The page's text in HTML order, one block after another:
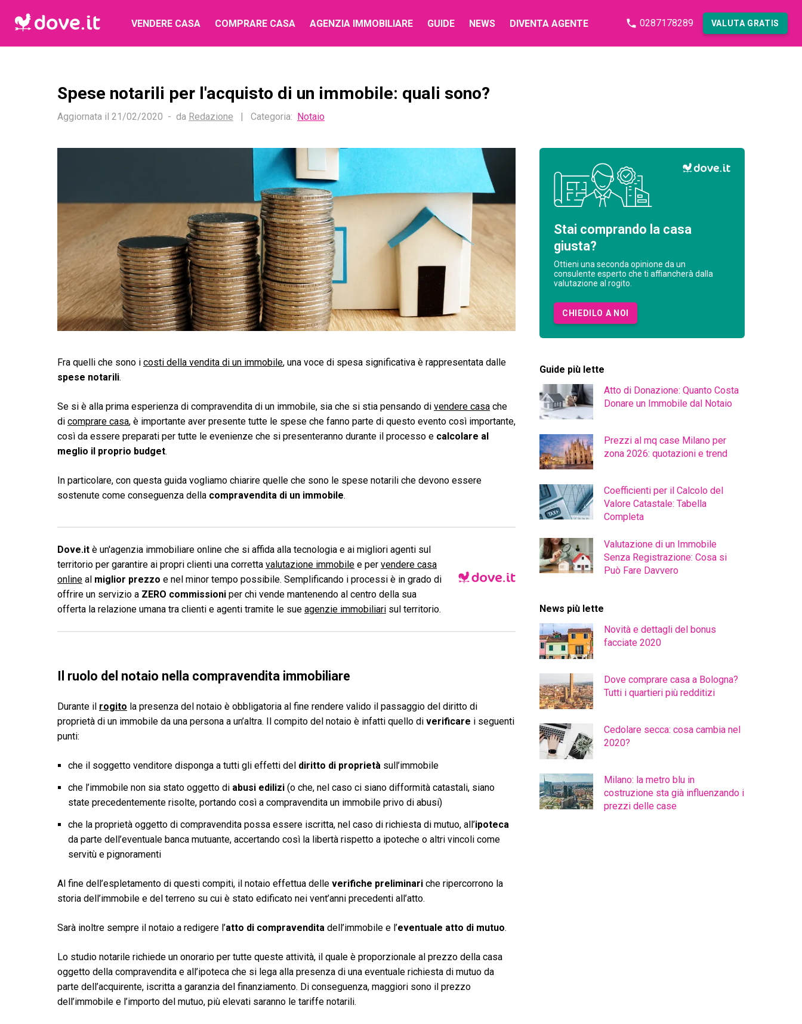
VENDERE CASA COMPRARE CASA AGENZIA IMMOBILIARE GUIDE NEWS DIVENTA AGENTE 0287178289 VALUTA GRATIS
Spese notarili per l'acquisto di un immobile: quali sono?
Aggiornata il 21/02/2020 da Redazione | Categoria: Notaio
Fra quelli che sono i costi della vendita di un immobile, una voce di spesa significativa è rappresentata dalle
spese notarili.
Se si è alla prima esperienza di compravendita di un immobile, sia che si stia pensando di vendere casa che
di comprare casa, è importante aver presente tutte le spese che fanno parte di questo evento così importante,
così da essere preparati per tutte le evenienze che si presenteranno durante il processo e calcolare al
meglio il proprio budget.
In particolare, con questa guida vogliamo chiarire quelle che sono le spese notarili che devono essere
sostenute come conseguenza della compravendita di un immobile.
Dove.it è un'agenzia immobiliare online che si affida alla tecnologia e ai migliori agenti sul
territorio per garantire ai propri clienti una corretta valutazione immobile e per vendere casa
online al miglior prezzo e nel minor tempo possibile. Semplificando i processi è in grado di
offrire un servizio a ZERO commissioni per chi vende mantenendo al centro della sua
offerta la relazione umana tra clienti e agenti tramite le sue agenzie immobiliari sul territorio.
Il ruolo del notaio nella compravendita immobiliare
Durante il rogito la presenza del notaio è obbligatoria al fine rendere valido il passaggio del diritto di
proprietà di un immobile da una persona a un’altra. Il compito del notaio è infatti quello di verificare i seguenti
punti:
che il soggetto venditore disponga a tutti gli effetti del diritto di proprietàsull’immobile
che l’immobile non sia stato oggetto di abusi edilizi(o che, nel caso ci siano difformità catastali, siano
state precedentemente risolte, portando così a compravendita un immobile privo di abusi)
che la proprietà oggetto di compravendita possa essere iscritta, nel caso di richiesta di mutuo, all’ipoteca
da parte dell’eventuale banca mutuante, accertando così la libertà rispetto a ipoteche o altri vincoli come
servitù e pignoramenti
Al fine dell’espletamento di questi compiti, il notaio effettua delle verifiche preliminari che ripercorrono la
storia dell’immobile e del terreno su cui è stato edificato nei vent’anni precedenti all’atto.
Sarà inoltre sempre il notaio a redigere l’atto di compravendita dell’immobile e l’eventuale atto di mutuo.
Lo studio notarile richiede un onorario per tutte queste attività, il quale è proporzionale al prezzo della casa
oggetto della compravendita e all’ipoteca che si lega alla presenza di una eventuale richiesta di mutuo da
parte dell’acquirente, iscritta a garanzia del finanziamento. Di conseguenza, maggiori sono il prezzo
dell’immobile e l’importo del mutuo, più elevati saranno le tariffe notarili.
Stai comprando la casa
giusta?
Ottieni una seconda opinione da un
consulente esperto che ti affiancherà dalla
valutazione al rogito.
CHIEDILO A NOI
Guide più lette
Atto di Donazione: Quanto Costa
Donare un Immobile dal Notaio
Prezzi al mq case Milano per
zona 2026: quotazioni e trend
Coefficienti per il Calcolo del
Valore Catastale: Tabella
Completa
Valutazione di un Immobile
Senza Registrazione: Cosa si
Può Fare Davvero
News più lette
Novità e dettagli del bonus
facciate 2020
Dove comprare casa a Bologna?
Tutti i quartieri più redditizi
Cedolare secca: cosa cambia nel
2020?
Milano: la metro blu in
costruzione sta già influenzando i
prezzi delle case